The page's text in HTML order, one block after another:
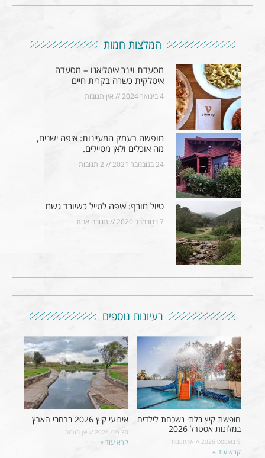
המלצות חמות
מסעדת ויינר איטליאנו – מסעדה
איטלקית כשרה בקרית חיים
4 בינואר 2024 אין תגובות
חופשה בעמק המעיינות: איפה ישנים,
מה אוכלים ולאן מטיילים.
24 בנובמבר 2021 2 תגובות
טיול חורף: איפה לטייל כשיורד גשם
7 בנובמבר 2020 תגובה אחת
רעיונות נוספים
חופשת קיץ בלתי נשכחת לילדים
במלונות אסטרל 2026
9 באוגוסט 2026 אין תגובות
קרא עוד »
אירועי קיץ 2026 ברחבי הארץ
30 ביוני 2026 אין תגובות
קרא עוד »